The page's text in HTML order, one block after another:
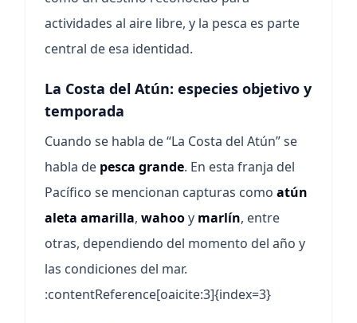
actividades al aire libre, y la pesca es parte
central de esa identidad.
La Costa del Atún: especies objetivo y
temporada
Cuando se habla de “La Costa del Atún” se
habla de pesca grande. En esta franja del
Pacífico se mencionan capturas como atún
aleta amarilla, wahooy marlín, entre
otras, dependiendo del momento del año y
las condiciones del mar.
:contentReference[oaicite:3]{index=3}